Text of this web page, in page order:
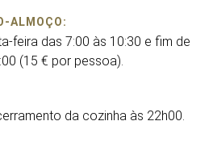
ALMOÇO:
feira das 7:00 às 10:30 e fim de
(15 € por pessoa).
da cozinha às 22h00.